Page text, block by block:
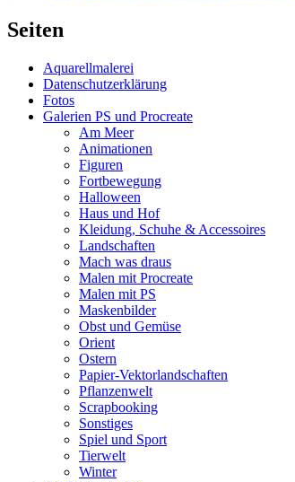
Seiten
Aquarellmalerei
Datenschutzerklärung
Fotos
Galerien PS und Procreate
Am Meer
Animationen
Figuren
Fortbewegung
Halloween
Haus und Hof
Kleidung, Schuhe & Accessoires
Landschaften
Mach was draus
Malen mit Procreate
Malen mit PS
Maskenbilder
Obst und Gemüse
Orient
Ostern
Papier-Vektorlandschaften
Pflanzenwelt
Scrapbooking
Sonstiges
Spiel und Sport
Tierwelt
Winter